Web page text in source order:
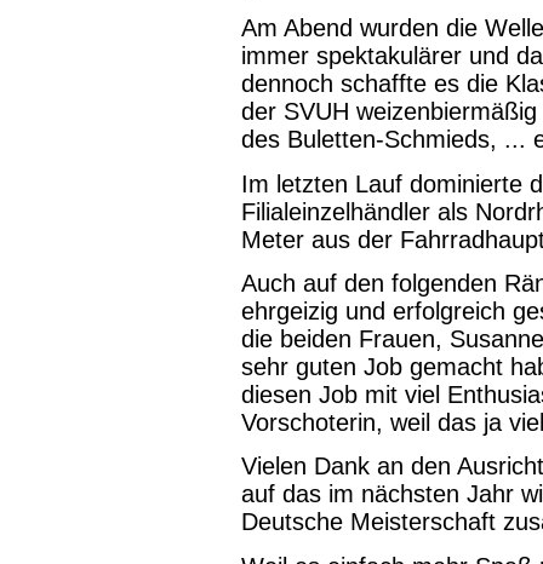
Am Abend wurden die
immer spektakulärer und
dennoch schaffte es die
der SVUH
des Buletten-Schmieds, ...
Im letzten Lauf dominierte
Filialeinzelhändler als
Meter aus der
Auch auf den folgenden
ehrgeizig und erfolgreich
die beiden Frauen,
sehr guten Job gemacht
diesen Job mit viel
Vorschoterin, weil das ja
Vielen Dank an den
auf das im nächsten Jahr
Deutsche Meisterschaft